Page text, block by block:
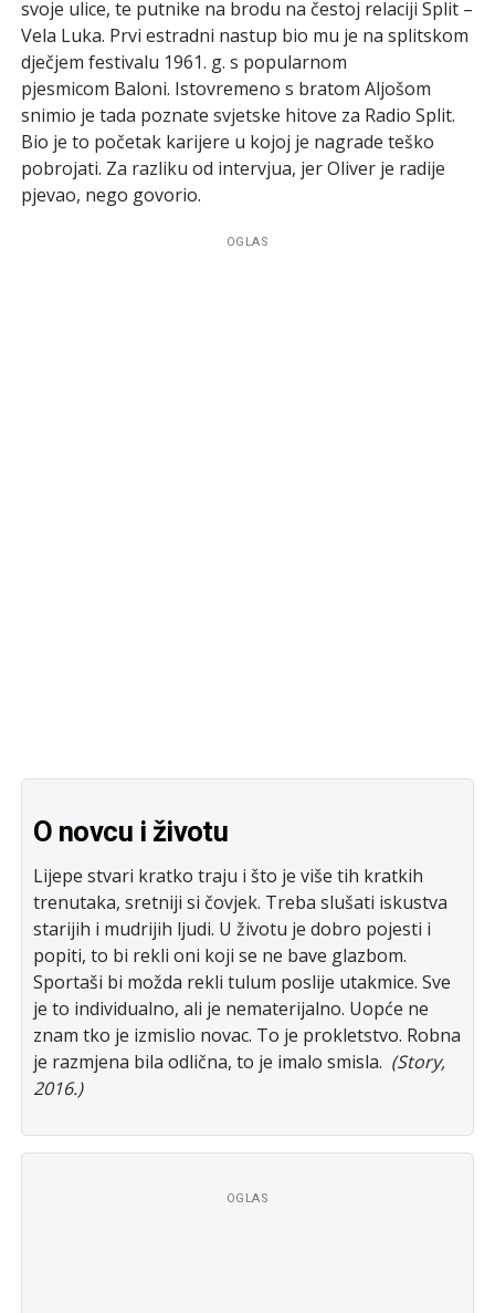
svoje ulice, te putnike na brodu na čestoj relaciji Split –
Vela Luka. Prvi estradni nastup bio mu je na splitskom
dječjem festivalu 1961. g. s popularnom
pjesmicom Baloni. Istovremeno s bratom Aljošom
snimio je tada poznate svjetske hitove za Radio Split.
Bio je to početak karijere u kojoj je nagrade teško
pobrojati. Za razliku od intervjua, jer Oliver je radije
pjevao, nego govorio.
OGLAS
O novcu i životu
Lijepe stvari kratko traju i što je više tih kratkih
trenutaka, sretniji si čovjek. Treba slušati iskustva
starijih i mudrijih ljudi. U životu je dobro pojesti i
popiti, to bi rekli oni koji se ne bave glazbom.
Sportaši bi možda rekli tulum poslije utakmice. Sve
je to individualno, ali je nematerijalno. Uopće ne
znam tko je izmislio novac. To je prokletstvo. Robna
je razmjena bila odlična, to je imalo smisla. (Story,
2016.)
OGLAS